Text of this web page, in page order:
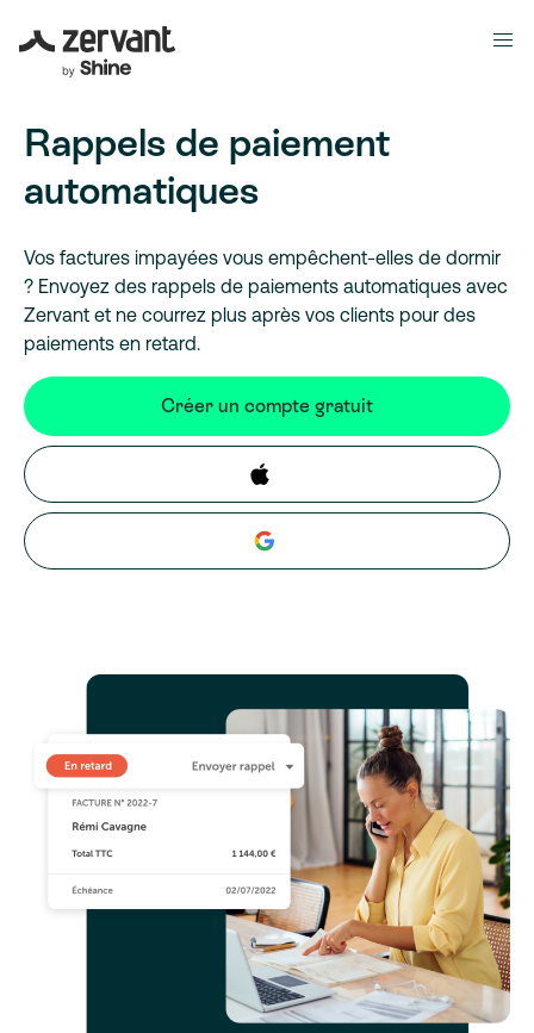
Rappels de paiement
automatiques
Vos factures impayées vous empêchent-elles de dormir
? Envoyez des rappels de paiements automatiques avec
Zervant et ne courrez plus après vos clients pour des
paiements en retard.
Créer un compte gratuit